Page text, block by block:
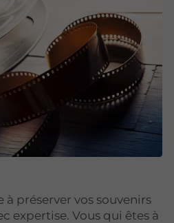
à préserver vos souvenirs
expertise. Vous qui êtes à